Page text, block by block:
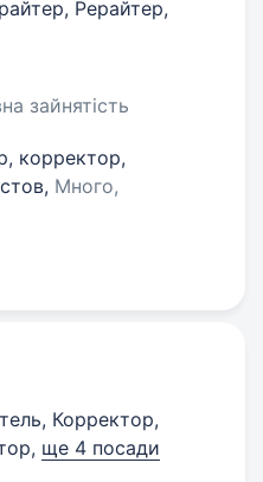
Рерайтер,
зайнятість
корректор,
Много,
Корректор,
ще 4 посади